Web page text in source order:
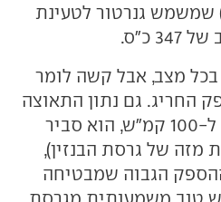
ליטר (143 כ"ס) שמשמש גנרטור לטעינת
כ"ס.
מצב, אבל קשה לומר
החריג. גם נתון התאוצה
הרשמי, 9 שניות בזינוק ל-100 קמ"ש, הוא סביר
ב-1.6 שניות מזה של גרסת הבנזין),
הגבוה שמבטיחה